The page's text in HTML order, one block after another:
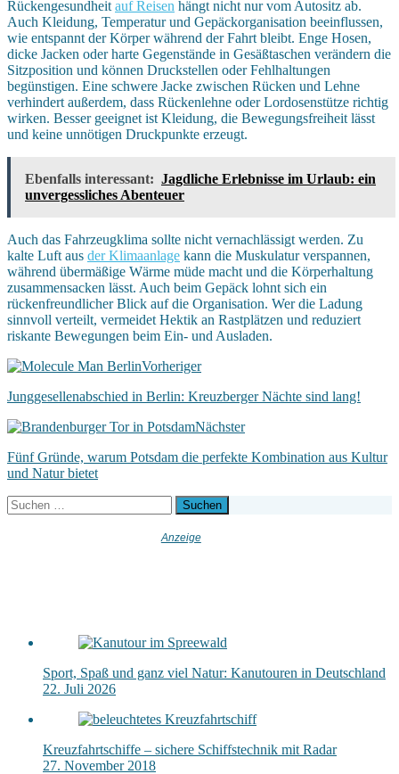
Rückengesundheit auf Reisen hängt nicht nur vom Autositz ab.
Auch Kleidung, Temperatur und Gepäckorganisation beeinflussen,
wie entspannt der Körper während der Fahrt bleibt. Enge Hosen,
dicke Jacken oder harte Gegenstände in Gesäßtaschen verändern die
Sitzposition und können Druckstellen oder Fehlhaltungen
begünstigen. Eine schwere Jacke zwischen Rücken und Lehne
verhindert außerdem, dass Rückenlehne oder Lordosenstütze richtig
wirken. Besser geeignet ist Kleidung, die Bewegungsfreiheit lässt
und keine unnötigen Druckpunkte erzeugt.
Ebenfalls interessant: Jagdliche Erlebnisse im Urlaub: ein
unvergessliches Abenteuer
Auch das Fahrzeugklima sollte nicht vernachlässigt werden. Zu
kalte Luft aus der Klimaanlage kann die Muskulatur verspannen,
während übermäßige Wärme müde macht und die Körperhaltung
zusammensacken lässt. Auch beim Gepäck lohnt sich ein
rückenfreundlicher Blick auf die Organisation. Wer die Ladung
sinnvoll verteilt, vermeidet Hektik an Rastplätzen und reduziert
riskante Bewegungen beim Ein- und Ausladen.
Vorheriger
Junggesellenabschied in Berlin: Kreuzberger Nächte sind lang!
Nächster
Fünf Gründe, warum Potsdam die perfekte Kombination aus Kultur
und Natur bietet
Suchen
nach:
Sport, Spaß und ganz viel Natur: Kanutouren in Deutschland
22. Juli 2026
Kreuzfahrtschiffe – sichere Schiffstechnik mit Radar
27. November 2018